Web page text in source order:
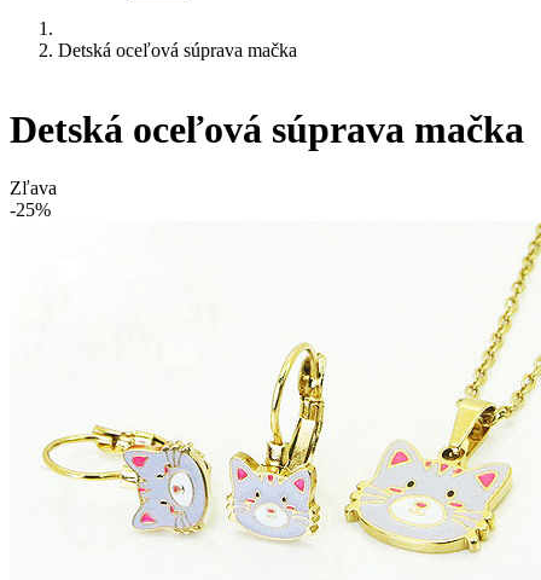
Detská oceľová súprava mačka
Detská oceľová súprava mačka
Zľava
-25%